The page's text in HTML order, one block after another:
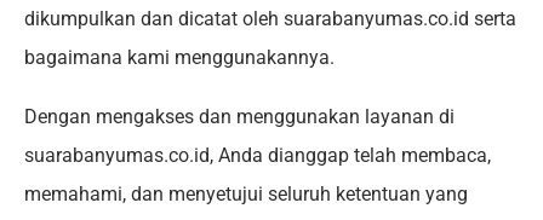
dikumpulkan dan dicatat oleh suarabanyumas.co.id serta
bagaimana kami menggunakannya.
Dengan mengakses dan menggunakan layanan di
suarabanyumas.co.id, Anda dianggap telah membaca,
memahami, dan menyetujui seluruh ketentuan yang